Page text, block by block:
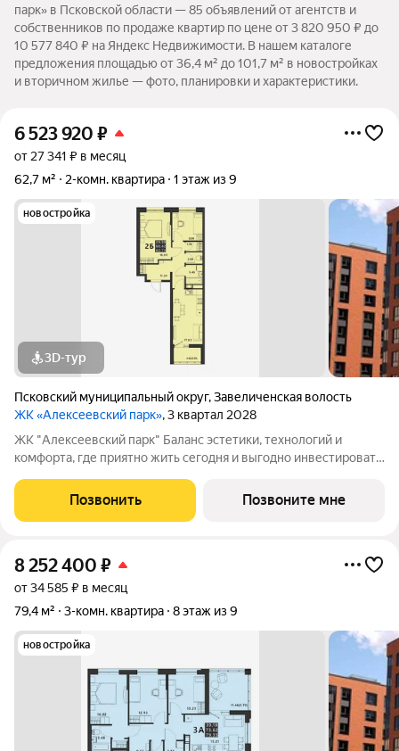
парк» в Псковской области — 85 объявлений от агентств и
собственников по продаже квартир по цене от 3 820 950 ₽ до
10 577 840 ₽ на Яндекс Недвижимости. В нашем каталоге
предложения площадью от 36,4 м² до 101,7 м² в новостройках
и вторичном жилье — фото, планировки и характеристики.
6 523 920 ₽
от 27 341 ₽ в месяц
62,7 м²
2-комн. квартира 1 этаж из 9
новостройка
3D-тур
Псковский муниципальный округ,Завеличенская волость
ЖК «Алексеевский парк», 3 квартал 2028
ЖК "Алексеевский парк" Баланс эстетики, технологий и
комфорта, где приятно жить сегодня и выгодно инвестировать
современный проект комфорт класса в развивающемся
районе дальнего Завеличья. Дом выполнен в
Позвонить Позвоните мне
8 252 400 ₽
от 34 585 ₽ в месяц
79,4 м²
3-комн. квартира 8 этаж из 9
новостройка